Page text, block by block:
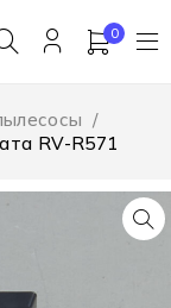
0
/
RV-R571